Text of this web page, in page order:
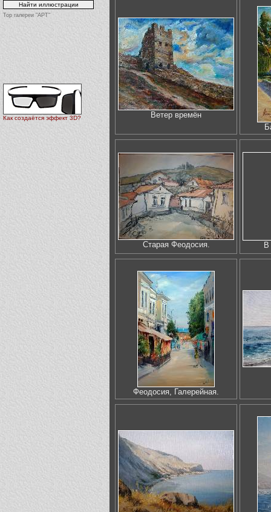
Top галереи "АРТ"
Как создаётся эффект 3D?
Ветер времён
Старая Феодосия. В
Феодосия, Галерейная.